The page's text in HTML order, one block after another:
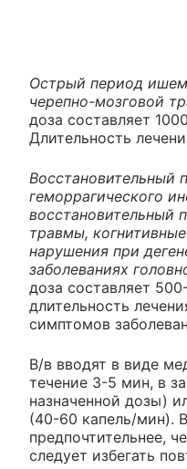
Острый период
черепно-мозговой
доза составляет
Длительность
Восстановительный
геморрагического
восстановительный
травмы,
нарушения при
заболеваниях
доза составляет
длительность
симптомов
В/в вводят в виде
течение 3-5 мин, в
назначенной дозы)
(40-60 капель/мин).
предпочтительнее,
следует избегать